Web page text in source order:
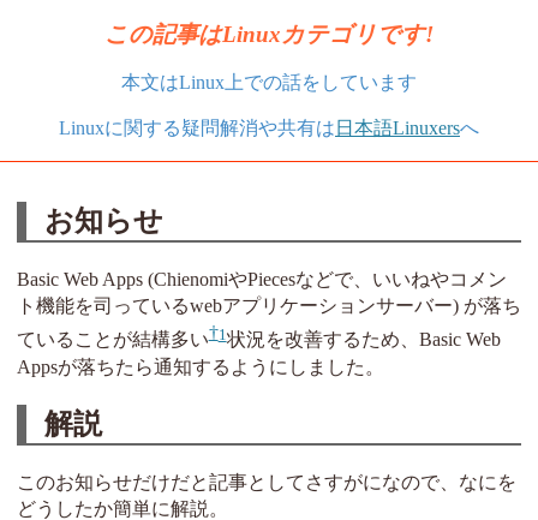
この記事はLinuxカテゴリです!
本文はLinux上での話をしています
Linuxに関する疑問解消や共有は 日本語Linuxersへ
お知らせ
Basic Web Apps (ChienomiやPiecesなどで、いいねやコメン
ト機能を司っているwebアプリケーションサーバー) が落ち
ていることが結構多い 1状況を改善するため、Basic Web
Appsが落ちたら通知するようにしました。
解説
このお知らせだけだと記事としてさすがになので、なにを
どうしたか簡単に解説。